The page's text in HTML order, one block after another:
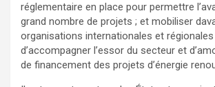
réglementaire en place pour permettre
grand nombre de projets ; et mobiliser
organisations internationales et
d’accompagner l’essor du secteur et
de financement des projets d’énergie